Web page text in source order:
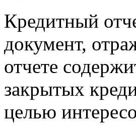
Кредитный
документ,
отчете
закрытых
целью